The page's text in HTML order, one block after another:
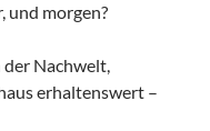
und morgen?
der Nachwelt,
erhaltenswert –